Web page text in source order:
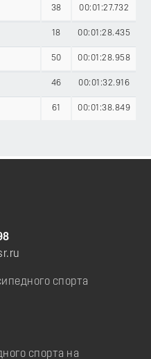
38 00:01:27.732
18 00:01:28.435
50 00:01:28.958
46 00:01:32.916
61 00:01:38.849
спорта
спорта на